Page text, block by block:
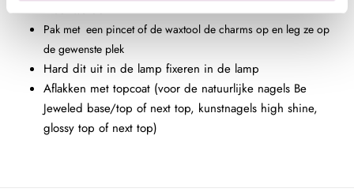
moet worden
Pak met een pincet of de waxtool de charms op en leg ze op
de gewenste plek
Hard dit uit in de lamp fixeren in de lamp
Aflakken met topcoat (voor de natuurlijke nagels Be
Jeweled base/top of next top, kunstnagels high shine,
glossy top of next top)